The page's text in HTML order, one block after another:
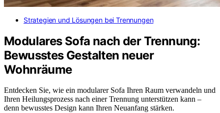
Strategien und Lösungen bei Trennungen
Modulares Sofa nach der Trennung:
Bewusstes Gestalten neuer
Wohnräume
Entdecken Sie, wie ein modularer Sofa Ihren Raum verwandeln und
Ihren Heilungsprozess nach einer Trennung unterstützen kann –
denn bewusstes Design kann Ihren Neuanfang stärken.